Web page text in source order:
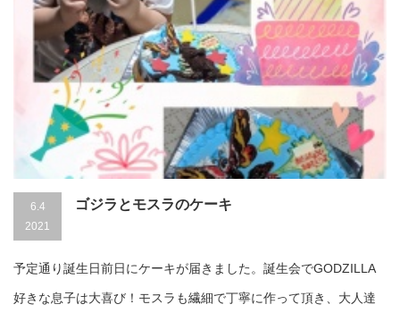
6.4
2021
ゴジラとモスラのケーキ
予定通り誕生日前日にケーキが届きました。誕生会でGODZILLA
好きな息子は大喜び！モスラも繊細で丁寧に作って頂き、大人達